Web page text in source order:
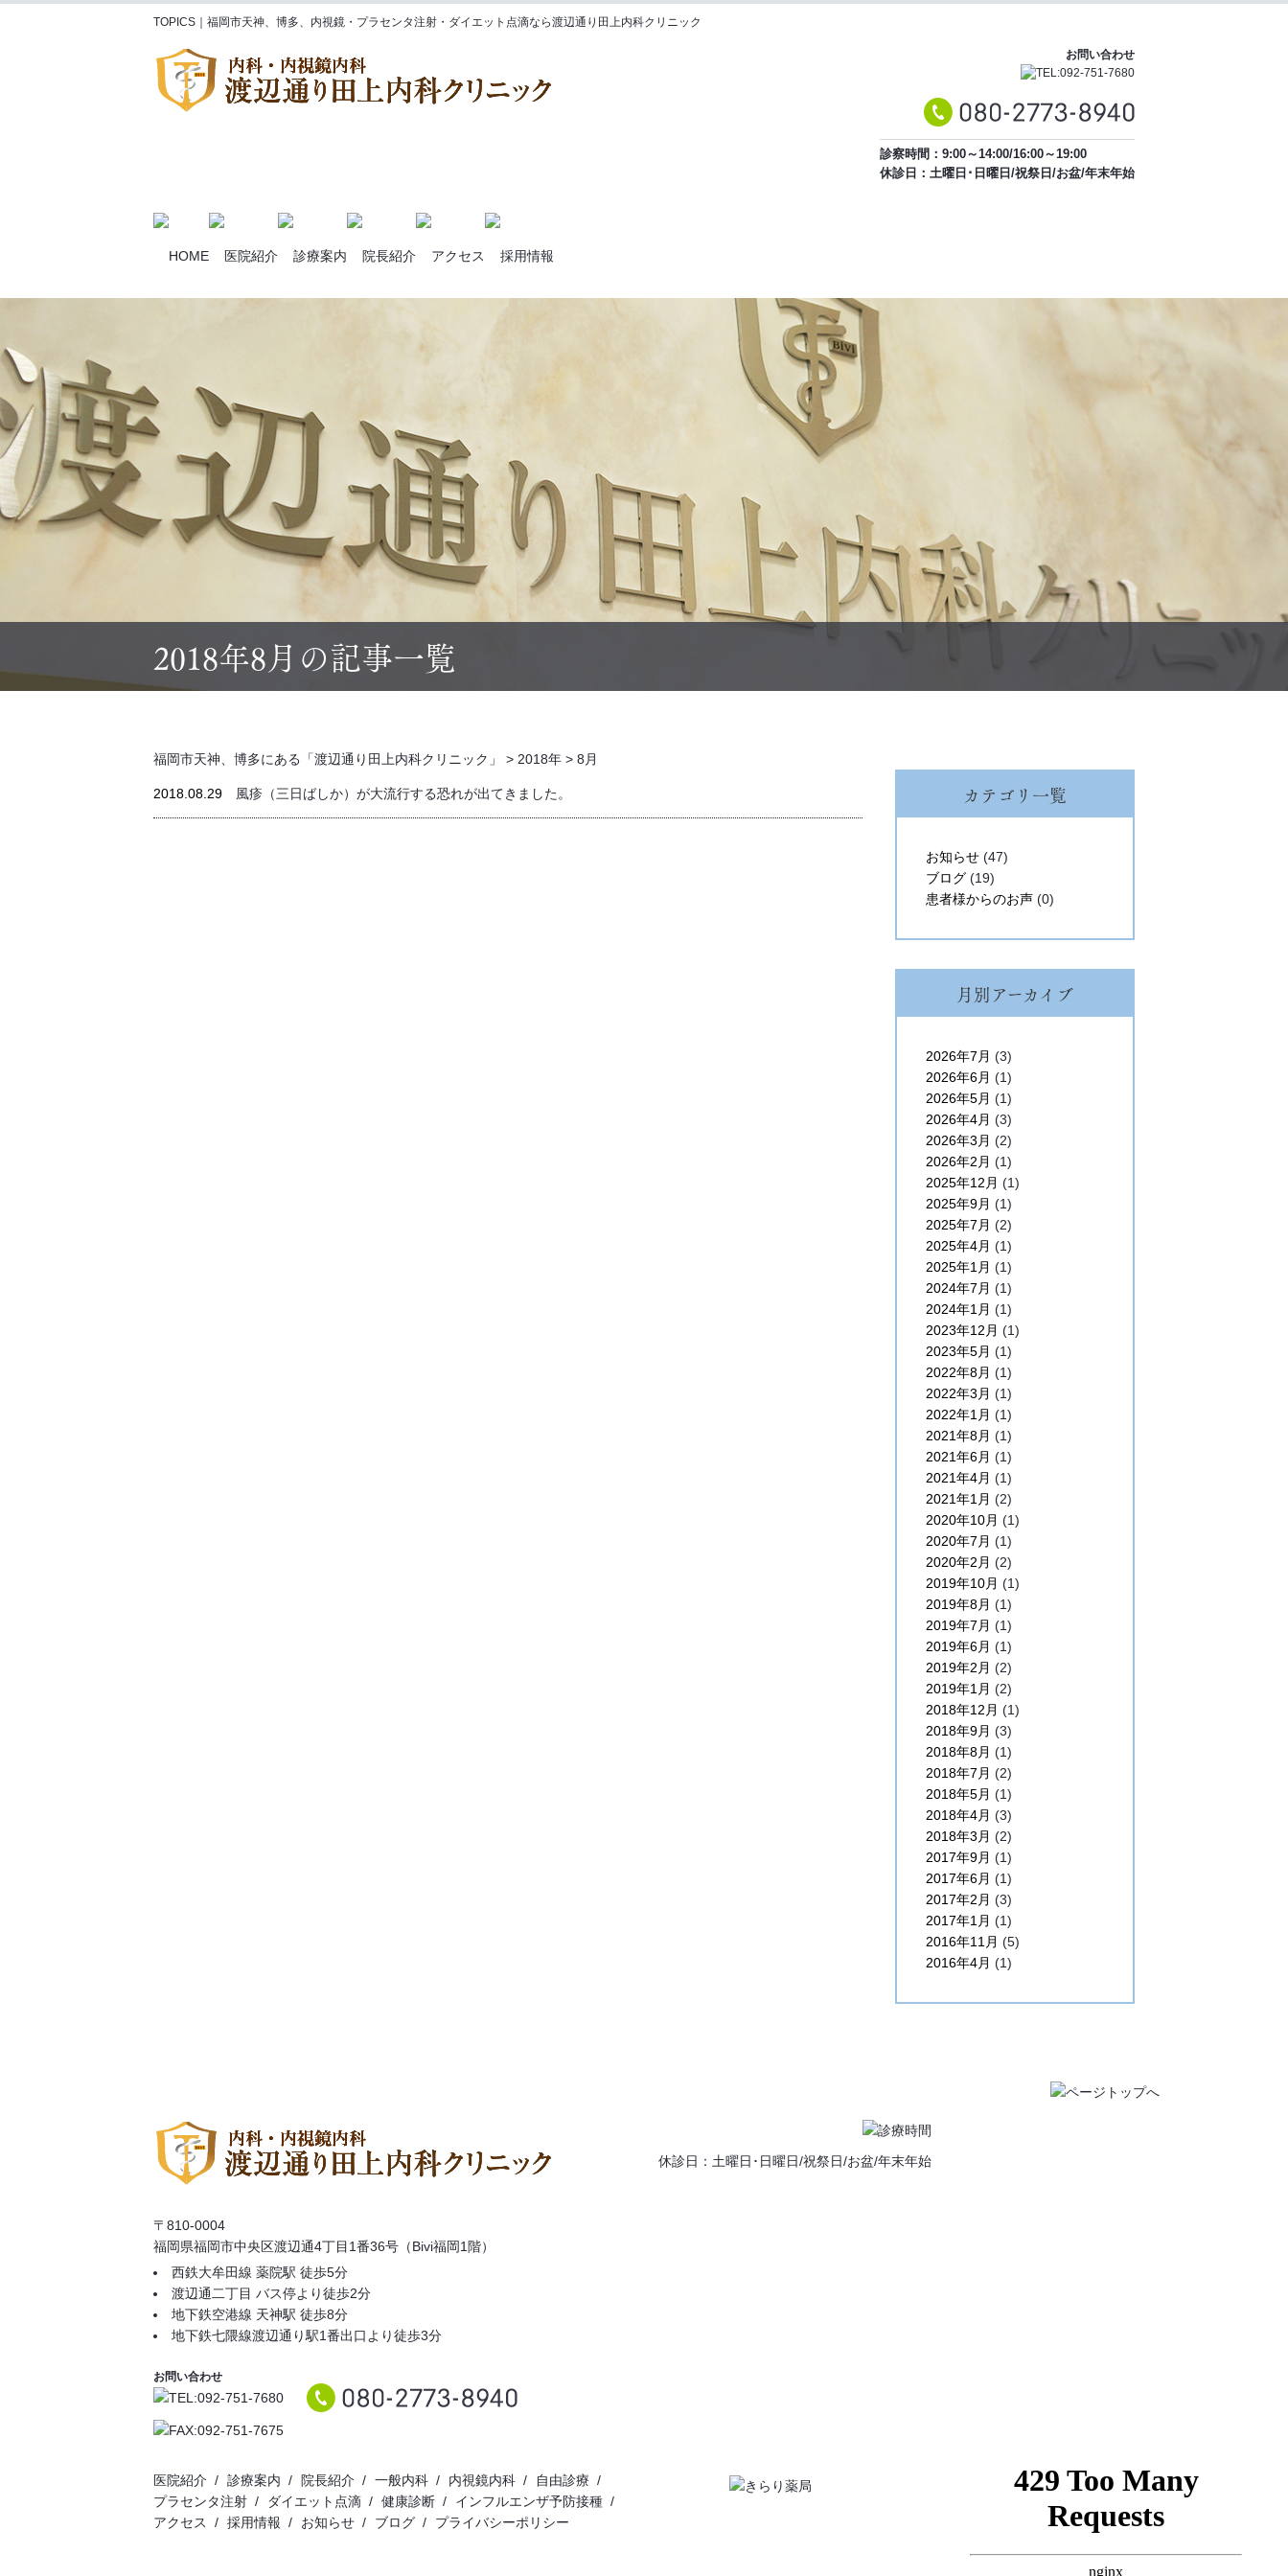
TOPICS｜福岡市天神、博多、内視鏡・プラセンタ注射・ダイエット点滴なら渡辺通り田上内科クリニック
お問い合わせ
診察時間：9:00～14:00/16:00～19:00
休診日：土曜日･日曜日/祝祭日/お盆/年末年始
2018年8月の記事一覧
福岡市天神、博多にある「渡辺通り田上内科クリニック」 > 2018年 > 8月
2018.08.29 風疹（三日ばしか）が大流行する恐れが出てきました。 カテゴリ一覧
お知らせ (47)
ブログ (19)
患者様からのお声 (0)
月別アーカイブ
2026年7月 (3)
2026年6月 (1)
2026年5月 (1)
2026年4月 (3)
2026年3月 (2)
2026年2月 (1)
2025年12月 (1)
2025年9月 (1)
2025年7月 (2)
2025年4月 (1)
2025年1月 (1)
2024年7月 (1)
2024年1月 (1)
2023年12月 (1)
2023年5月 (1)
2022年8月 (1)
2022年3月 (1)
2022年1月 (1)
2021年8月 (1)
2021年6月 (1)
2021年4月 (1)
2021年1月 (2)
2020年10月 (1)
2020年7月 (1)
2020年2月 (2)
2019年10月 (1)
2019年8月 (1)
2019年7月 (1)
2019年6月 (1)
2019年2月 (2)
2019年1月 (2)
2018年12月 (1)
2018年9月 (3)
2018年8月 (1)
2018年7月 (2)
2018年5月 (1)
2018年4月 (3)
2018年3月 (2)
2017年9月 (1)
2017年6月 (1)
2017年2月 (3)
2017年1月 (1)
2016年11月 (5)
2016年4月 (1)
〒810-0004
福岡県福岡市中央区渡辺通4丁目1番36号（Bivi福岡1階）
西鉄大牟田線 薬院駅 徒歩5分
渡辺通二丁目 バス停より徒歩2分
地下鉄空港線 天神駅 徒歩8分
地下鉄七隈線渡辺通り駅1番出口より徒歩3分
お問い合わせ
休診日：土曜日･日曜日/祝祭日/お盆/年末年始
医院紹介 診療案内 院長紹介 一般内科 内視鏡内科
自由診療
プラセンタ注射
ダイエット点滴 健康診断
インフルエンザ予防接種
アクセス
採用情報 お知らせ ブログ プライバシーポリシー